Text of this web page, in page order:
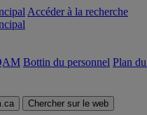
Accéder à la recherche
Bottin du personnel Plan
Chercher sur le web